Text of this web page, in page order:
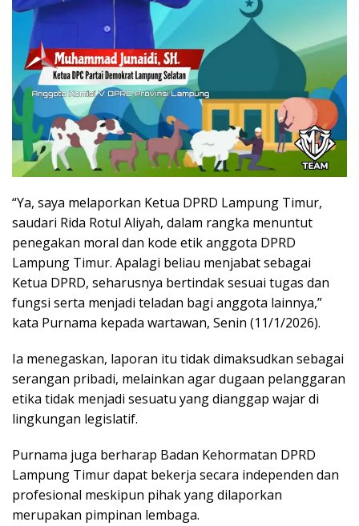
“Ya, saya melaporkan Ketua DPRD Lampung Timur,
saudari Rida Rotul Aliyah, dalam rangka menuntut
penegakan moral dan kode etik anggota DPRD
Lampung Timur. Apalagi beliau menjabat sebagai
Ketua DPRD, seharusnya bertindak sesuai tugas dan
fungsi serta menjadi teladan bagi anggota lainnya,”
kata Purnama kepada wartawan, Senin (11/1/2026).
Ia menegaskan, laporan itu tidak dimaksudkan sebagai
serangan pribadi, melainkan agar dugaan pelanggaran
etika tidak menjadi sesuatu yang dianggap wajar di
lingkungan legislatif.
Purnama juga berharap Badan Kehormatan DPRD
Lampung Timur dapat bekerja secara independen dan
profesional meskipun pihak yang dilaporkan
merupakan pimpinan lembaga.